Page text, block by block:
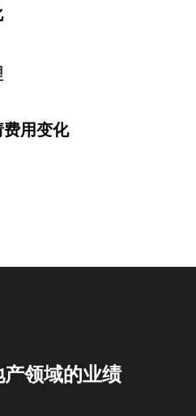
费用变化
产领域的业绩